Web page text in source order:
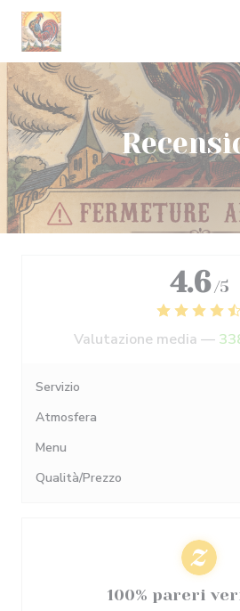
Personalizzazione delle tue scelte sui
4.6 /5
Valutazione media —
Servizio
Atmosfera
Menu
Qualità/Prezzo
100% pareri